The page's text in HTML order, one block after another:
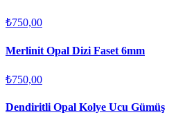
₺750,00
Merlinit Opal Dizi Faset 6mm
₺750,00
Dendiritli Opal Kolye Ucu Gümüş